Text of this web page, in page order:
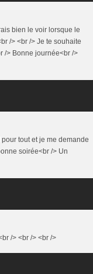
bien le voir lorsque le
/> <br /> Je te souhaite
/> Bonne journée<br />
tout et je me demande
soirée<br /> Un
/> <br /> <br />